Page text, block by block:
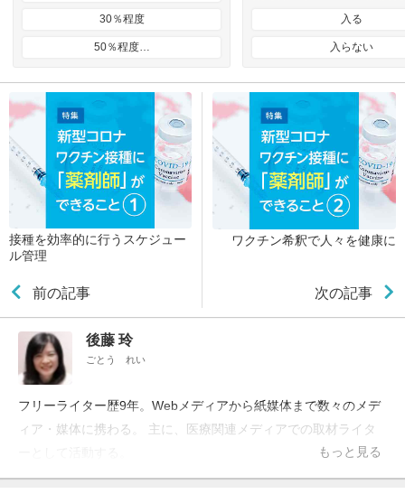
30％程度
50％程度…
入る
入らない
接種を効率的に行うスケジュー
ル管理
前の記事
ワクチン希釈で人々を健康に
次の記事
後藤 玲
ごとう れい
フリーライター歴9年。Webメディアから紙媒体まで数々のメデ
ィア・媒体に携わる。 主に、医療関連メディアでの取材ライタ
もっと見る